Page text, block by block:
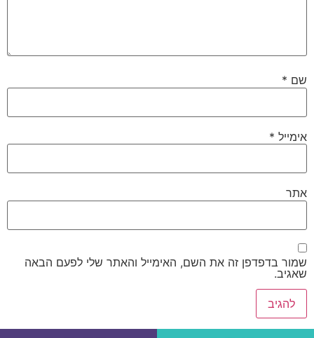
שם *
אימייל *
אתר
שמור בדפדפן זה את השם, האימייל והאתר שלי לפעם הבאה
שאגיב.